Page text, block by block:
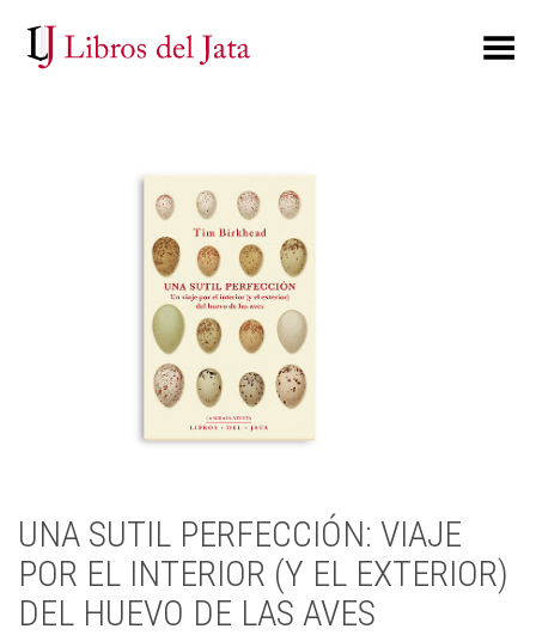
Toggle Menu
UNA SUTIL PERFECCIÓN: VIAJE
POR EL INTERIOR (Y EL EXTERIOR)
DEL HUEVO DE LAS AVES